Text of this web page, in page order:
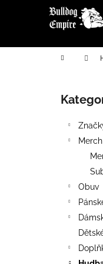
Domů
Přeskočit
kategorie
Merch
Obuv
í
Zpět
do
Zpět
do